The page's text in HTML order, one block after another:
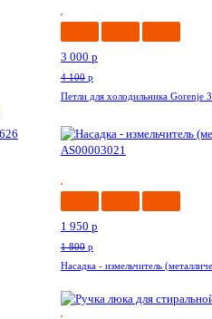
3 000 p
4 100 p
Петли для холодильника
1 950 p
1 800 p
Насадка - измельчитель